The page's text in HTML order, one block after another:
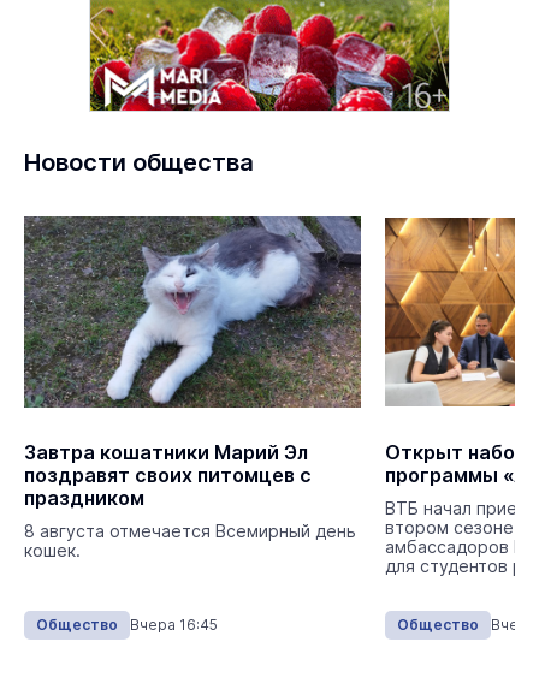
Новости общества
Завтра кошатники Марий Эл
поздравят своих питомцев с
праздником
8 августа отмечается Всемирный день
кошек.
Общество Вчера 16:45
Открыт набор
программы
ВТБ начал прием
втором сезоне
амбассадоров
для студентов
Общество